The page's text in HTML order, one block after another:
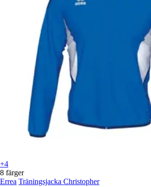
+4
8 färger
Errea Träningsjacka Christopher